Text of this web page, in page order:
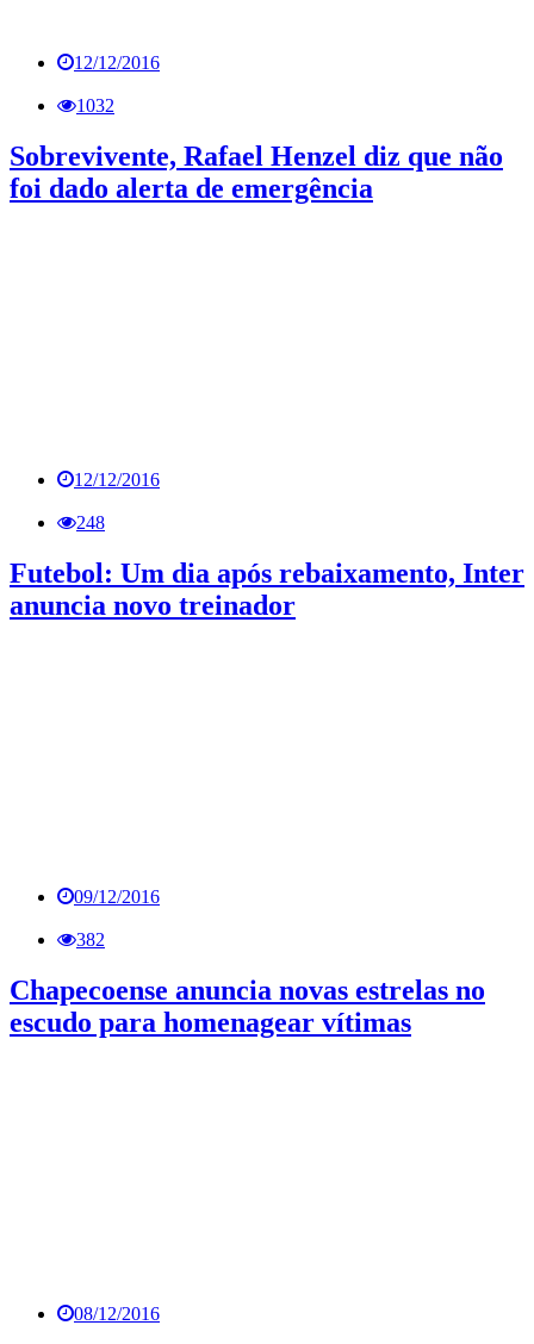
12/12/2016
1032
Sobrevivente, Rafael Henzel diz que não
foi dado alerta de emergência
12/12/2016
248
Futebol: Um dia após rebaixamento, Inter
anuncia novo treinador
09/12/2016
382
Chapecoense anuncia novas estrelas no
escudo para homenagear vítimas
08/12/2016